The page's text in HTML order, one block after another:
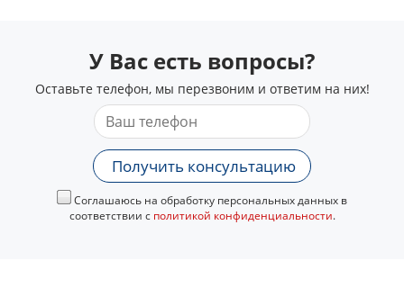
У Вас есть вопросы?
Оставьте телефон, мы перезвоним и ответим на них!
Получить консультацию
Соглашаюсь на обработку персональных данных в
соответствии с политикой конфиденциальности.